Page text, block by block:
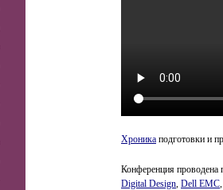
Хроника подготовки и
Конференция
Digital Design, Dell EMC